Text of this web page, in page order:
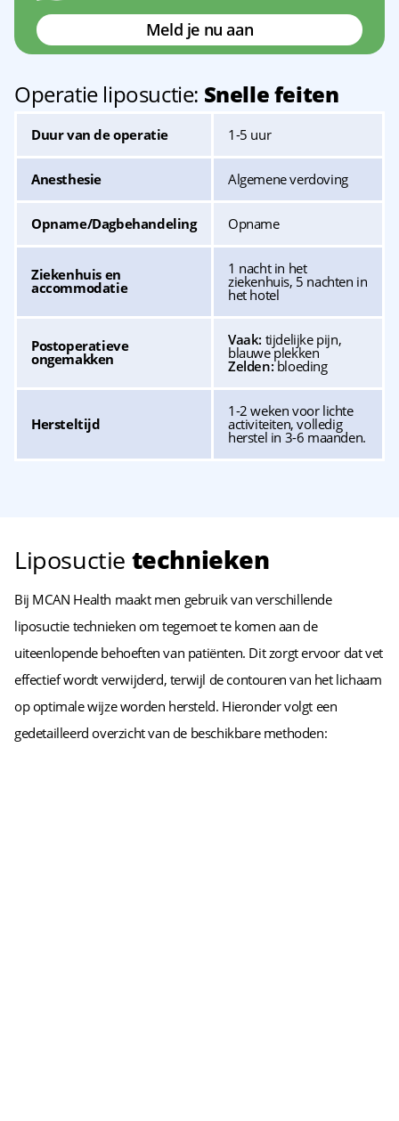
Meld je nu aan
Operatie liposuctie: Snelle feiten
Duur van de operatie 1-5 uur
Anesthesie Algemene verdoving
Opname/Dagbehandeling Opname
Ziekenhuis en
accommodatie
1 nacht in het
ziekenhuis, 5 nachten in
het hotel
Postoperatieve
ongemakken
Vaak: tijdelijke pijn,
blauwe plekken
Zelden:bloeding
Hersteltijd
1-2 weken voor lichte
activiteiten, volledig
herstel in 3-6 maanden.
Liposuctie technieken
Bij MCAN Health maakt men gebruik van verschillende
liposuctie technieken om tegemoet te komen aan de
uiteenlopende behoeften van patiënten. Dit zorgt ervoor dat vet
effectief wordt verwijderd, terwijl de contouren van het lichaam
op optimale wijze worden hersteld. Hieronder volgt een
gedetailleerd overzicht van de beschikbare methoden: